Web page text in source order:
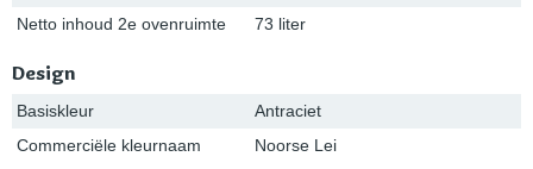
Netto inhoud 2e ovenruimte
73 liter
Design
Basiskleur
Antraciet
Commerciële kleurnaam
Noorse Lei